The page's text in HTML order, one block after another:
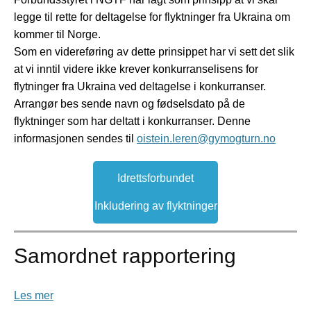
legge til rette for deltagelse for flyktninger fra Ukraina om
kommer til Norge.
Som en videreføring av dette prinsippet har vi sett det slik
at vi inntil videre ikke krever konkurranselisens for
flytninger fra Ukraina ved deltagelse i konkurranser.
Arrangør bes sende navn og fødselsdato på de
flyktninger som har deltatt i konkurranser. Denne
informasjonen sendes til oistein.leren@gymogturn.no
Idrettsforbundet
Inkludering av flyktninger
Samordnet rapportering
Les mer